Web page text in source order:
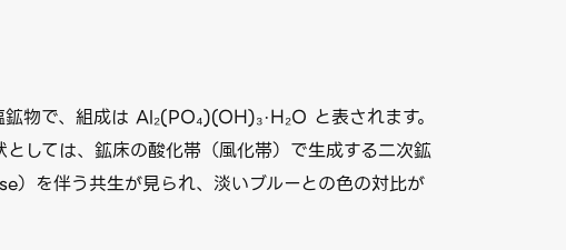
物で、組成は Al₂(PO₄)(OH)₃·H₂O と表されます。
しては、鉱床の酸化帯（風化帯）で生成する二次鉱
）を伴う共生が見られ、淡いブルーとの色の対比が